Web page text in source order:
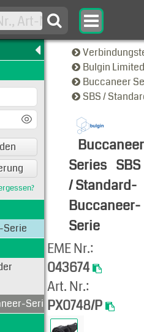
Serie
Serie
Bulgin
Buccaneer
SBS /
Buccaneer
Series SBS
/ Standard-
Buccaneer-
Serie
Produkt-
EME Nr.:
043674
Art. Nr.:
PX0748/P